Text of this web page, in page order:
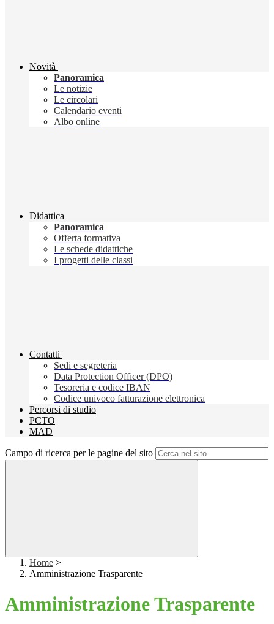
Novità
Panoramica
Le notizie
Le circolari
Calendario eventi
Albo online
Didattica
Panoramica
Offerta formativa
Le schede didattiche
I progetti delle classi
Contatti
Sedi e segreteria
Data Protection Officer (DPO)
Tesoreria e codice IBAN
Codice univoco fatturazione elettronica
Percorsi di studio
PCTO
MAD
Campo di ricerca per le pagine del sito
Home >
Amministrazione Trasparente
Amministrazione Trasparente